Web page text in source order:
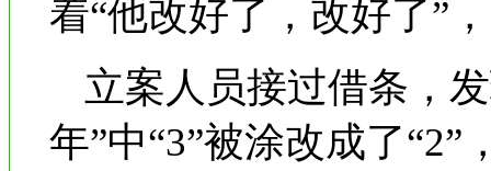
着“他改好了，改好了”
立案人员接过借条，
年”中“3”被涂改成了